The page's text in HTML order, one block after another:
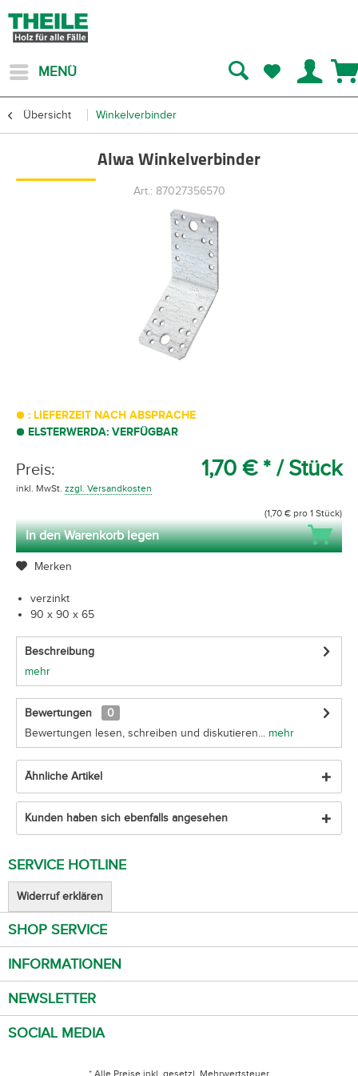
MENÜ
Übersicht Winkelverbinder
Alwa Winkelverbinder
Art.: 87027356570
: LIEFERZEIT NACH ABSPRACHE
ELSTERWERDA: VERFÜGBAR
Preis: 1,70 € * / Stück
inkl. MwSt. zzgl. Versandkosten
(1,70 € pro 1 Stück)
In den Warenkorb legen
Merken
verzinkt
90 x 90 x 65
Beschreibung
mehr
Bewertungen
0
Bewertungen lesen, schreiben und diskutieren... mehr
Ähnliche Artikel
Kunden haben sich ebenfalls angesehen
SERVICE HOTLINE
Widerruf erklären
SHOP SERVICE
INFORMATIONEN
NEWSLETTER
SOCIAL MEDIA